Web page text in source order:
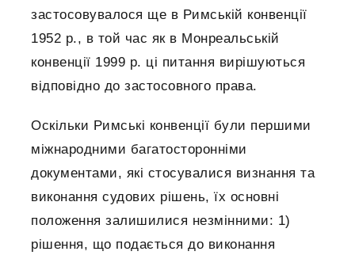
застосовувалося ще в Римській конвенції
1952 р., в той час як в Монреальській
конвенції 1999 р. ці питання вирішуються
відповідно до застосовного права.
Оскільки Римські конвенції були першими
міжнародними багатосторонніми
документами, які стосувалися визнання та
виконання судових рішень, їх основні
положення залишилися незмінними: 1)
рішення, що подається до виконання